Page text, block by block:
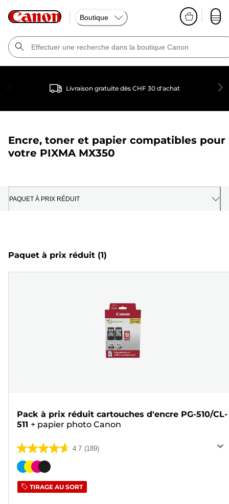
Boutique
Livraison gratuite dès CHF 30 d'achat
Encre, toner et papier compatibles pour
votre PIXMA MX350
PAQUET À PRIX RÉDUIT
Paquet à prix réduit (1)
Pack à prix réduit cartouches d'encre PG-510/CL-
511 + papier photo Canon
4.7 (189)
4.7
sur
étoiles.
Cartouche
TIRAGE AU SORT